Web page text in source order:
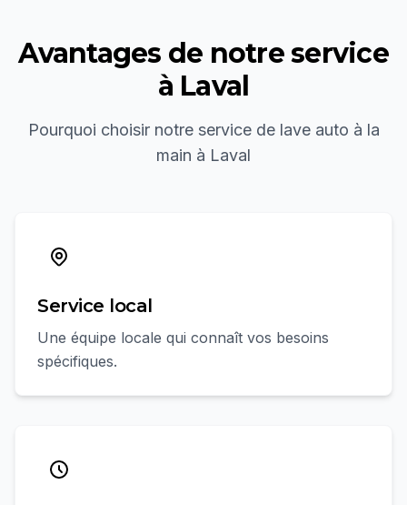
Avantages de notre service
à Laval
Pourquoi choisir notre service de lave auto à la
main à Laval
Service local
Une équipe locale qui connaît vos besoins
spécifiques.